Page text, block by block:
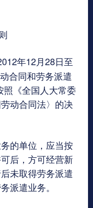
年12月28日至
合同和劳务派遣
照《全国人大常委
动合同法〉的决
的单位，应当按
后，方可经营新
未取得劳务派遣
派遣业务。